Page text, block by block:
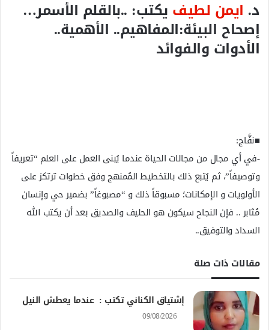
د. ايمن لطيف يكتب: ..بالقلم الأسمر…
إصحاح البيئة:المفاهيم.. الأهمية..
الأدوات والفوائد
■نفَّاج:
-في أي مجال من مجالات الحياة عندما يُبنى العمل على العلم “تعريفاً
وتوصيفاً”، ثم يُتبع ذلك بالتخطيط المُمنهج وفق خطوات ترتكز على
الأولويات و الإمكانات؛ مسبوقاً ذلك و “مصبوغاً” بضمير حي وإنسان
مُثابر .. فإن النجاح سيكون هو الحليف والصديق بعد أن يكتب الله
السداد والتوفيق..
مقالات ذات صلة
إشتياق الكناني تكتب : عندما يعطش النيل
09/08/2026